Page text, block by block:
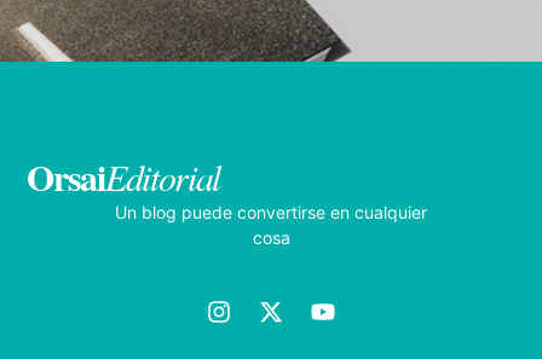
OrsaiEditorial
Un blog puede convertirse en cualquier
cosa